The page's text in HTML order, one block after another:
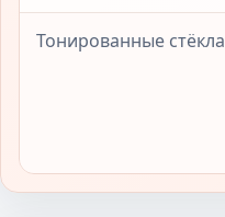
Тонированные стёкла